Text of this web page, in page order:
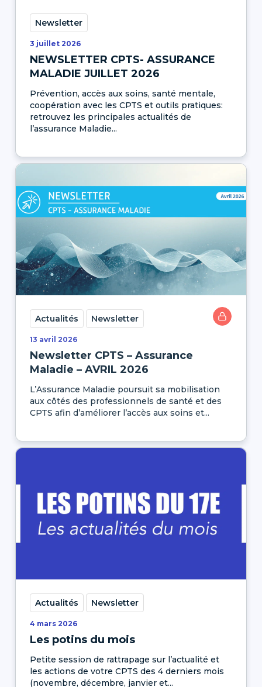
Newsletter
3 juillet 2026
NEWSLETTER CPTS- ASSURANCE
MALADIE JUILLET 2026
Prévention, accès aux soins, santé mentale,
coopération avec les CPTS et outils pratiques:
retrouvez les principales actualités de
l’assurance Maladie...
Actualités Newsletter
13 avril 2026
Newsletter CPTS – Assurance
Maladie – AVRIL 2026
L’Assurance Maladie poursuit sa mobilisation
aux côtés des professionnels de santé et des
CPTS afin d’améliorer l’accès aux soins et...
Actualités Newsletter
4 mars 2026
Les potins du mois
Petite session de rattrapage sur l’actualité et
les actions de votre CPTS des 4 derniers mois
(novembre, décembre, janvier et...